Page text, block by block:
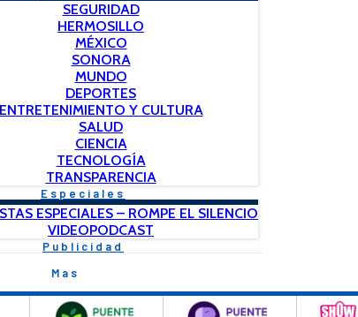
SEGURIDAD
HERMOSILLO
MÉXICO
SONORA
MUNDO
DEPORTES
ENTRETENIMIENTO Y CULTURA
SALUD
CIENCIA
TECNOLOGÍA
TRANSPARENCIA
Especiales
ESPECIALES – ROMPE EL SILENCIO
VIDEOPODCAST
Publicidad
Mas